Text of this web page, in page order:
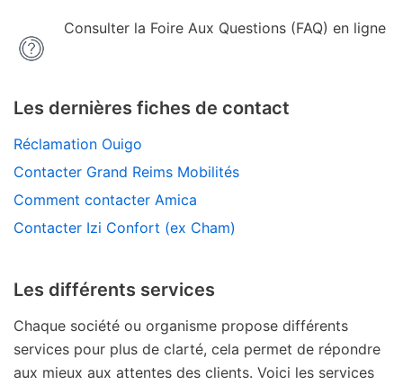
Consulter la Foire Aux Questions (FAQ) en ligne
Les dernières fiches de contact
Réclamation Ouigo
Contacter Grand Reims Mobilités
Comment contacter Amica
Contacter Izi Confort (ex Cham)
Les différents services
Chaque société ou organisme propose différents
services pour plus de clarté, cela permet de répondre
aux mieux aux attentes des clients. Voici les services